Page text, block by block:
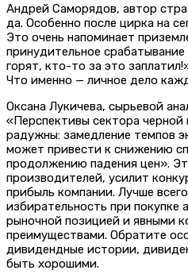
Андрей Саморядов, автор
да. Особенно после цирка на
Это очень напоминает
принудительное
горят, кто-то за это
Что именно — личное дело
Оксана Лукичева, сырьевой
«Перспективы сектора черной
радужны: замедление темпов
может привести к снижению
продолжению падения цен».
производителей, усилит
прибыль компании. Лучше
избирательность при покупке
рыночной позицией и явными
преимуществами. Обратите
дивидендные истории,
быть хорошими.